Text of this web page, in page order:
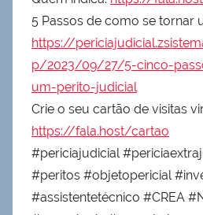
5 Passos de como se tornar
https://
p/2023/09/27/5-cinco-
um-perito-judicial
Crie o seu cartão de visitas
https://fala.host/cartao
#periciajudicial
#peritos #objetopericial
#assistentetécnico #CREA